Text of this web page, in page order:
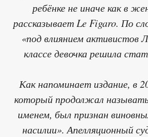
ребёнке не иначе как в
рассказывает Le Figaro. По
«под влиянием активистов
классе девочка решила
Как напоминает издание, в
который продолжал
именем, был признан
насилии». Апелляционный